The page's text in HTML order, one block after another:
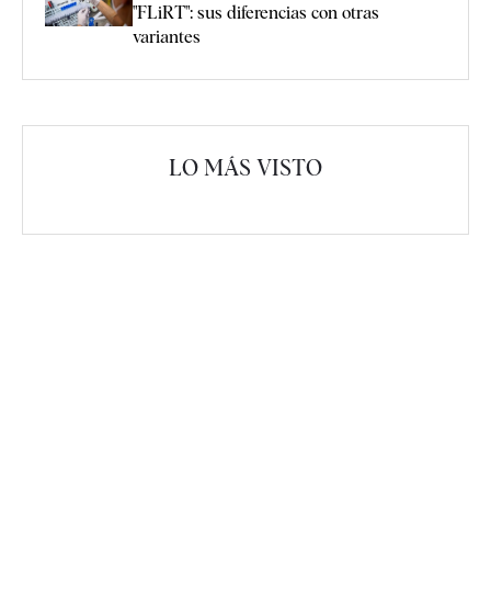
"FLiRT": sus diferencias con otras
variantes
LO MÁS VISTO